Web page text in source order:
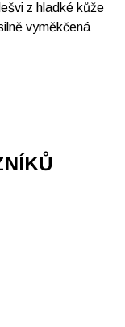
z hladké kůže
vyměkčená